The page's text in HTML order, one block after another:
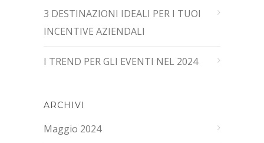
3 DESTINAZIONI IDEALI PER I TUOI
INCENTIVE AZIENDALI
I TREND PER GLI EVENTI NEL 2024
ARCHIVI
Maggio 2024